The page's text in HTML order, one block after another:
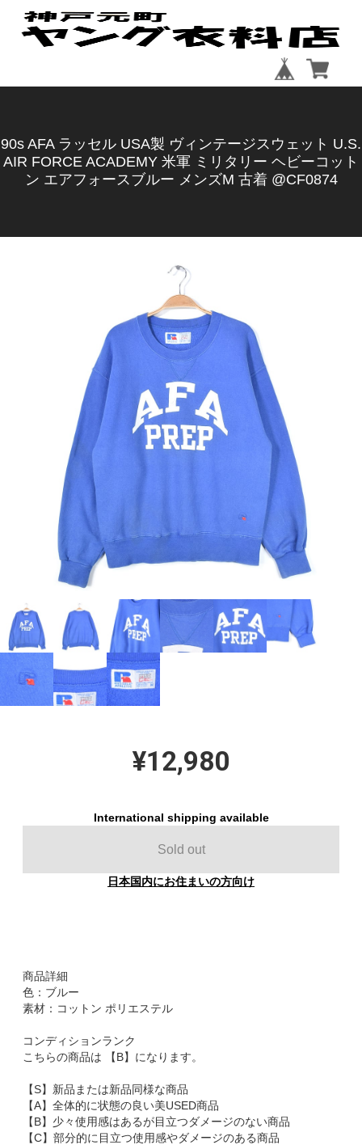
90s AFA ラッセル USA製 ヴィンテージスウェット U.S.
AIR FORCE ACADEMY 米軍 ミリタリー ヘビーコット
ン エアフォースブルー メンズM 古着 @CF0874
¥12,980
International shipping available
Sold out
日本国内にお住まいの方向け
商品詳細
色：ブルー
素材：コットン ポリエステル
コンディションランク
こちらの商品は 【B】になります。
【S】新品または新品同様な商品
【A】全体的に状態の良い美USED商品
【B】少々使用感はあるが目立つダメージのない商品
【C】部分的に目立つ使用感やダメージのある商品